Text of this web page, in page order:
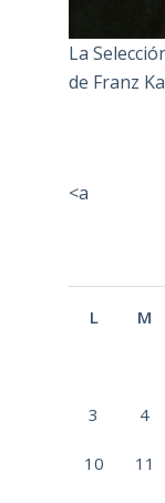
La
de Franz
<a
L M
3 4
10 11